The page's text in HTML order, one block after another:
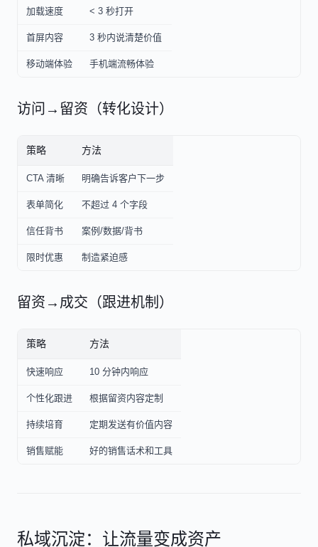
加载速度 < 3 秒打开
首屏内容 3 秒内说清楚价值
移动端体验 手机端流畅体验
访问→留资（转化设计）
策略 方法
CTA 清晰 明确告诉客户下一步
表单简化 不超过 4 个字段
信任背书 案例/数据/背书
限时优惠 制造紧迫感
留资→成交（跟进机制）
策略 方法
快速响应 10 分钟内响应
个性化跟进 根据留资内容定制
持续培育 定期发送有价值内容
销售赋能 好的销售话术和工具
私域沉淀：让流量变成资产